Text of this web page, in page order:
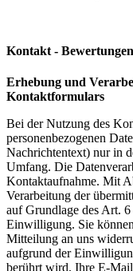
Kontakt - Bewertungen
Erhebung und
Kontaktformulars
Bei der Nutzung des
personenbezogenen
Nachrichtentext) nur in
Umfang. Die
Kontaktaufnahme. Mit
Verarbeitung der
auf Grundlage des Art.
Einwilligung. Sie
Mitteilung an uns
aufgrund der
berührt wird. Ihre E-